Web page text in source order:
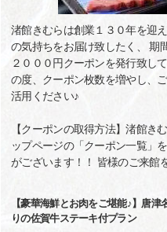
渚館きむらは創業１３０年を迎
の気持ちをお届け致したく、 期
２０００円クーポンを発行致し
の度、クーポン枚数を増やし、
活用ください♪
【クーポンの取得方法】渚館き
ップページの「クーポン一覧」
がございます！！ 皆様のご来館
【豪華海鮮とお肉をご堪能♪】唐
りの佐賀牛ステーキ付プラン